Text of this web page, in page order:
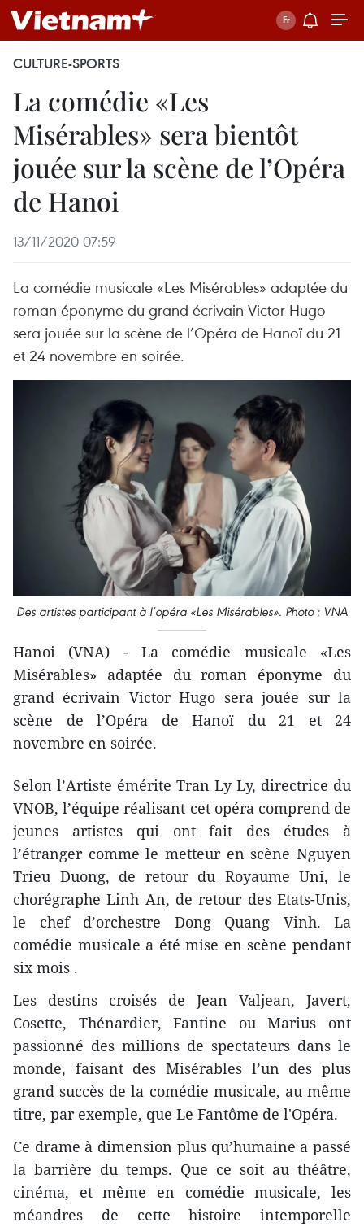
CULTURE-SPORTS
La comédie «Les
Misérables» sera bientôt
jouée sur la scène de l’Opéra
de Hanoi
13/11/2020 07:59
La comédie musicale «Les Misérables» adaptée du
roman éponyme du grand écrivain Victor Hugo
sera jouée sur la scène de l’Opéra de Hanoï du 21
et 24 novembre en soirée.
Des artistes participant à l’opéra «Les Misérables». Photo : VNA
Hanoi (VNA) - La comédie musicale «Les
Misérables» adaptée du roman éponyme du
grand écrivain Victor Hugo sera jouée sur la
scène de l’Opéra de Hanoï du 21 et 24
novembre en soirée.
Selon l’Artiste émérite Tran Ly Ly, directrice du
VNOB, l’équipe réalisant cet opéra comprend de
jeunes artistes qui ont fait des études à
l’étranger comme le metteur en scène Nguyen
Trieu Duong, de retour du Royaume Uni, le
chorégraphe Linh An, de retour des Etats-Unis,
le chef d’orchestre Dong Quang Vinh. La
comédie musicale a été mise en scène pendant
six mois .
Les destins croisés de Jean Valjean, Javert,
Cosette, Thénardier, Fantine ou Marius ont
passionné des millions de spectateurs dans le
monde, faisant des Misérables l’un des plus
grand succès de la comédie musicale, au même
titre, par exemple, que Le Fantôme de l'Opéra.
Ce drame à dimension plus qu’humaine a passé
la barrière du temps. Que ce soit au théâtre,
cinéma, et même en comédie musicale, les
méandres de cette histoire intemporelle